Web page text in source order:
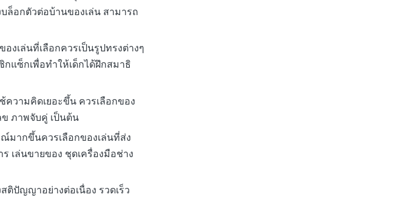
ล็อกตัวต่อบ้านของเล่น สามารถ
งเล่นที่เลือกควรเป็นรูปทรงต่างๆ
แซ็กเพื่อทำให้เด็กได้ฝึกสมาธิ
ความคิดเยอะขึ้น ควรเลือกของ
ข ภาพจับคู่ เป็นต้น
มากขึ้นควรเลือกของเล่นที่ส่ง
เล่นขายของ ชุดเครื่องมือช่าง
ติปัญญาอย่างต่อเนื่อง รวดเร็ว